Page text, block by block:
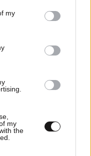
You may click to
third-party tags to
in below Google
my
my
the